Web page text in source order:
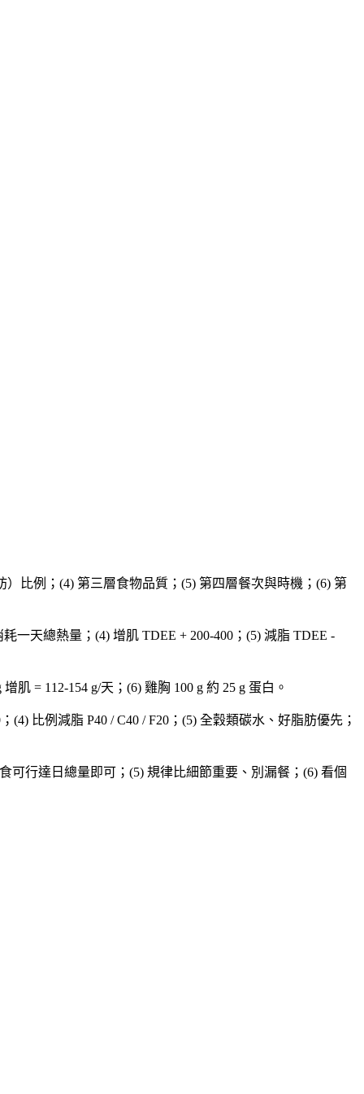
比例；(4) 第三層食物品質；(5) 第四層餐次與時機；(6) 第
一天總熱量；(4) 增肌 TDEE + 200-400；(5) 減脂 TDEE -
肌 = 112-154 g/天；(6) 雞胸 100 g 約 25 g 蛋白。
(4) 比例減脂 P40 / C40 / F20；(5) 全穀類碳水、好脂肪優先；
可行達日總量即可；(5) 規律比細節重要、別漏餐；(6) 看個